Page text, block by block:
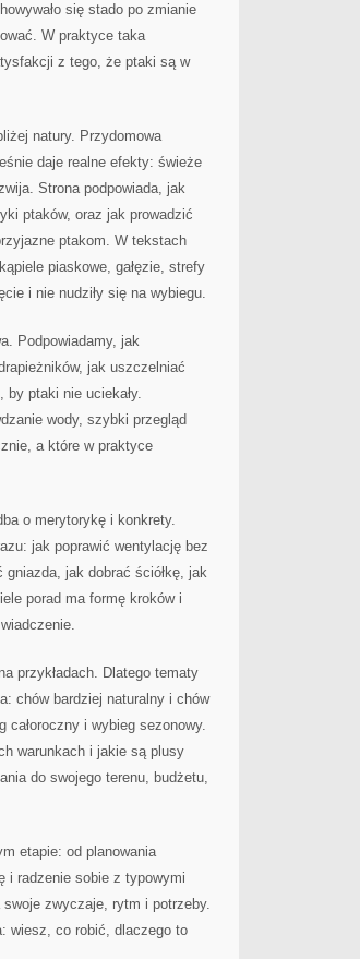
się stado po zmianie
W praktyce taka
z tego, że ptaki są w
natury. Przydomowa
daje realne efekty: świeże
Strona podpowiada, jak
ptaków, oraz jak prowadzić
ptakom. W tekstach
piaskowe, gałęzie, strefy
i nie nudziły się na wybiegu.
Podpowiadamy, jak
jak uszczelniać
ptaki nie uciekały.
wody, szybki przegląd
a które w praktyce
o merytorykę i konkrety.
jak poprawić wentylację bez
jak dobrać ściółkę, jak
porad ma formę kroków i
przykładach. Dlatego tematy
chów bardziej naturalny i chów
całoroczny i wybieg sezonowy.
warunkach i jakie są plusy
do swojego terenu, budżetu,
etapie: od planowania
i radzenie sobie z typowymi
zwyczaje, rytm i potrzeby.
wiesz, co robić, dlaczego to